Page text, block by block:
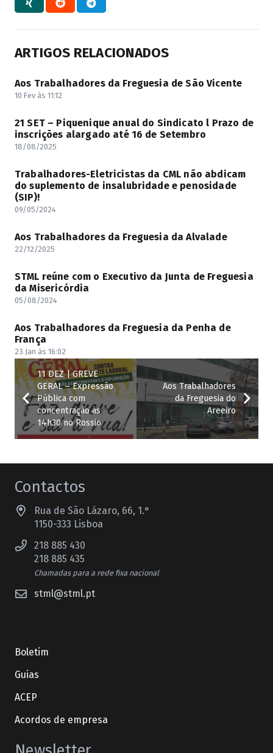
ARTIGOS RELACIONADOS
Aos Trabalhadores da Freguesia de São Vicente
10 Fev às 11:12
21 SET – Piquenique anual do Sindicato l Prazo de
inscrições alargado até 16 de Setembro
18/08/2025
Trabalhadores-Eletricistas da CML não abdicam
do suplemento de insalubridade e penosidade
(SIP)!
09/05/2024
Aos Trabalhadores da Freguesia da Alvalade
22/12/2025
STML reúne com o Executivo da Junta de Freguesia
da Misericórdia
05/08/2024
Aos Trabalhadores da Freguesia da Penha de
França
23 Jan às 16:02
11 DEZ | GREVE
GERAL – Expressão
Pública com
concentração às
14h30 no Rossio
Aos Trabalhadores
da Freguesia do
Areeiro
Contactos
Rua de São Lázaro, 66, 1.°
1150-333 Lisboa
218 885 430
218 885 435
Chamadas para a rede fixa nacional
stml@stml.pt
Boletim
Guias
ACEP
Acordos de empresa